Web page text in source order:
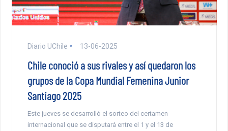
Diario UChile 13-06-2025
Chile conoció a sus rivales y así quedaron los
grupos de la Copa Mundial Femenina Junior
Santiago 2025
Este jueves se desarrolló el sorteo del certamen
internacional que se disputará entre el 1 y el 13 de